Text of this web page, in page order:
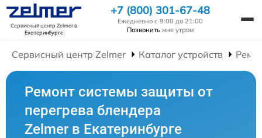
Сервисный центр Zelmerв
Екатеринбурге
+7 (800) 301-67-48
Ежедневно с 9:00 до 21:00
Позвонить мне утром
Сервисный центр Zelmer Каталог устройств
Ремонт системы защиты от
перегрева блендера
Zelmer в Екатеринбурге